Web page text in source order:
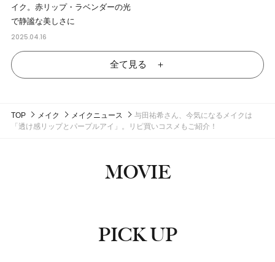
イク。赤リップ・ラベンダーの光
で静謐な美しさに
2025.04.16
全て見る ＋
TOP メイク メイクニュース
与田祐希さん、今気になるメイクは
「透け感リップとパープルアイ」。リピ買いコスメもご紹介！
MOVIE
PICK UP